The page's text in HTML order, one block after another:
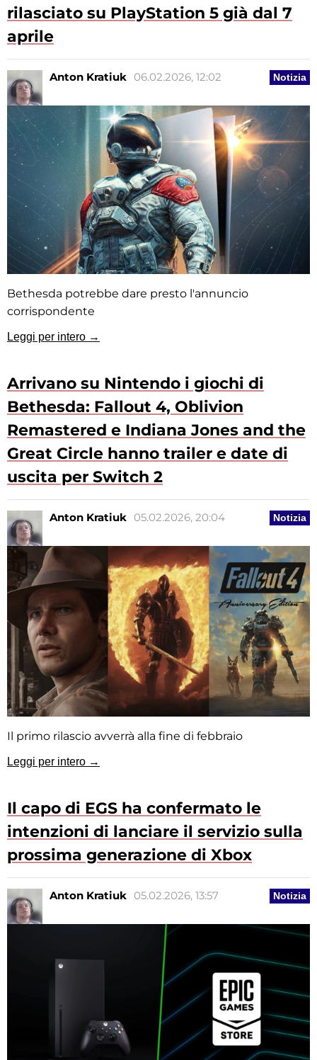
rilasciato su PlayStation 5 già dal 7
aprile
Notizia
Anton Kratiuk 06.02.2026, 12:02
Bethesda potrebbe dare presto l'annuncio
corrispondente
Leggi per intero →
Arrivano su Nintendo i giochi di
Bethesda: Fallout 4, Oblivion
Remastered e Indiana Jones and the
Great Circle hanno trailer e date di
uscita per Switch 2
Notizia
Anton Kratiuk 05.02.2026, 20:04
Il primo rilascio avverrà alla fine di febbraio
Leggi per intero →
Il capo di EGS ha confermato le
intenzioni di lanciare il servizio sulla
prossima generazione di Xbox
Notizia
Anton Kratiuk 05.02.2026, 13:57